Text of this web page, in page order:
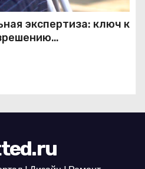
экспертиза: ключ к